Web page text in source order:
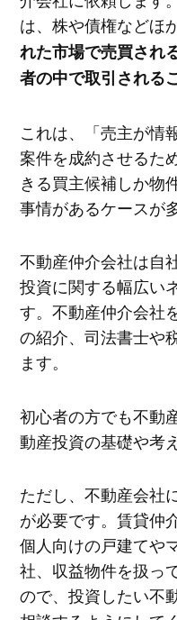
は、株や債権などほ
れた市場で売買され
者の中で取引される
これは、「売主が情
案件を成約させるた
きる買主候補しか物
事情があるケースが
不動産仲介会社は自
投資に関する幅広い
す。不動産仲介会社
の紹介、司法書士や
ます。
初心者の方でも不動
動産投資の基礎や考
ただし、不動産会社
が必要です。賃貸仲
個人向けの戸建てや
社、収益物件を扱っ
ので、投資したい不